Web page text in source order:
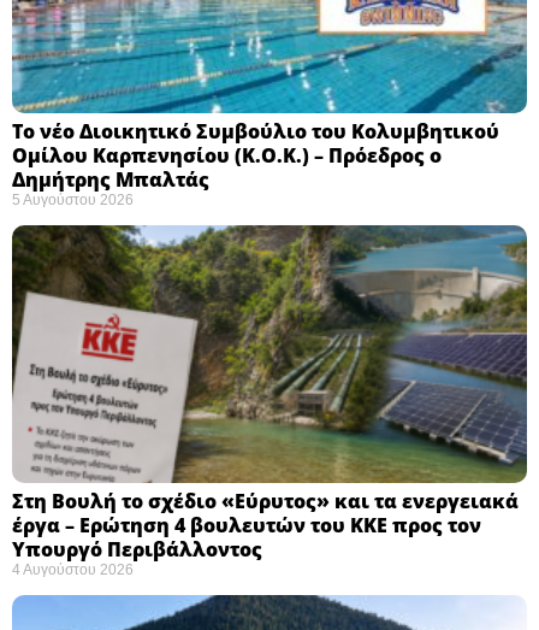
Το νέο Διοικητικό Συμβούλιο του Κολυμβητικού
Ομίλου Καρπενησίου (Κ.Ο.Κ.) – Πρόεδρος ο
Δημήτρης Μπαλτάς
5 Αυγούστου 2026
Στη Βουλή το σχέδιο «Εύρυτος» και τα ενεργειακά
έργα – Ερώτηση 4 βουλευτών του ΚΚΕ προς τον
Υπουργό Περιβάλλοντος
4 Αυγούστου 2026